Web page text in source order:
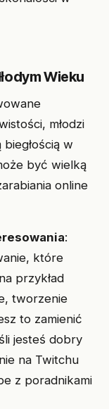
Wieku
młodzi
w
być wielką
online
:
które
przykład
tworzenie
to zamienić
jesteś dobry
na Twitchu
z poradnikami